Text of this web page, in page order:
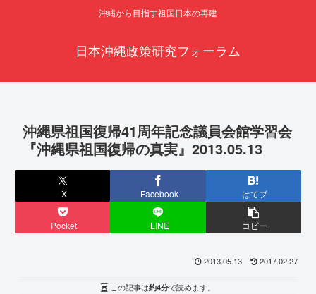
沖縄から目指す祖国日本の再建
日本沖縄政策研究フォーラム
沖縄県祖国復帰41周年記念議員会館学習会
『沖縄県祖国復帰の真実』2013.05.13
X Facebook はてブ
Pocket LINE コピー
2013.05.13 2017.02.27
この記事は約4分で読めます。